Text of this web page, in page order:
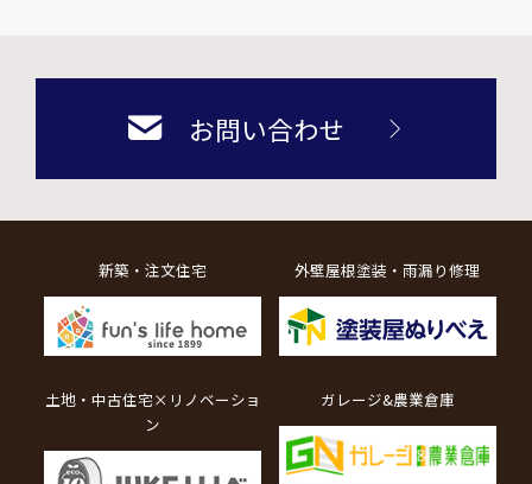
お問い合わせ
新築・注文住宅 外壁屋根塗装・雨漏り修理
土地・中古住宅×リノベーショ
ン
ガレージ&農業倉庫